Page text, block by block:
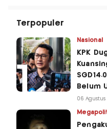
Terpopuler
Nasional
KPK
Belum
06